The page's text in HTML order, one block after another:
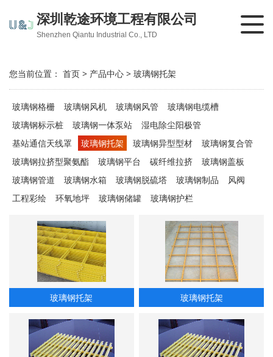
深圳乾途环境工程有限公司
Shenzhen Qiantu Industrial Co., LTD
您当前位置： 首页 > 产品中心 > 玻璃钢托架
玻璃钢格栅 玻璃钢风机 玻璃钢风管
玻璃钢电缆槽
玻璃钢标示桩
玻璃钢一体泵站
湿电除尘阳极管
基站通信天线罩
玻璃钢托架 玻璃钢异型型材
玻璃钢复合管
玻璃钢拉挤型聚氨酯
玻璃钢平台 碳纤维拉挤
玻璃钢盖板
玻璃钢管道
玻璃钢水箱 玻璃钢脱硫塔 玻璃钢制品
风阀
工程彩绘
环氧地坪 玻璃钢储罐 玻璃钢护栏
玻璃钢托架 玻璃钢托架